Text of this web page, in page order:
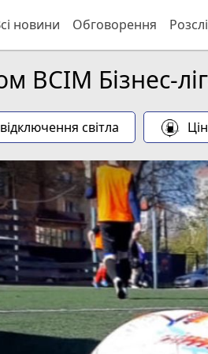
новини Обговорення
ВСІМ Бізнес-
світла